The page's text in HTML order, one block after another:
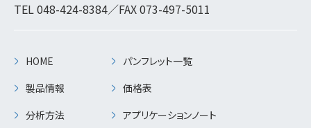
TEL048-424-8384／FAX 073-497-5011
HOME
製品情報
分析方法
パンフレット一覧
価格表
アプリケーションノート